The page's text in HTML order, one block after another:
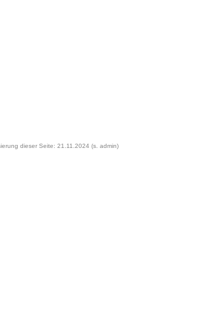
dieser Seite: 21.11.2024 (s. admin)